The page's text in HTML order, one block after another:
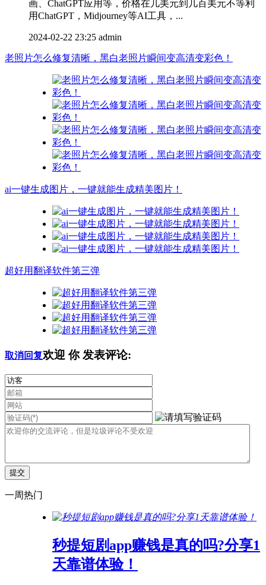
画、ChatGPT应用等，价格在几美元到几百美元不等利
用ChatGPT，Midjourney等AI工具，...
2024-02-22 23:25 admin
老照片怎么修复清晰，黑白老照片瞬间变高清变彩色！
ai一键生成图片，一键就能生成精美图片！
超好用翻译软件第三弹
取消回复欢迎 你发表评论:
一周热门
秒提短剧app赚钱是真的吗?分享1
天靠谱体验！